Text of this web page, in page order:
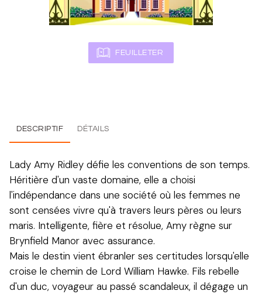
FEUILLETER
DESCRIPTIF DÉTAILS
Lady Amy Ridley défie les conventions de son temps.
Héritière d'un vaste domaine, elle a choisi
l'indépendance dans une société où les femmes ne
sont censées vivre qu'à travers leurs pères ou leurs
maris. Intelligente, fière et résolue, Amy règne sur
Brynfield Manor avec assurance.
Mais le destin vient ébranler ses certitudes lorsqu'elle
croise le chemin de Lord William Hawke. Fils rebelle
d'un duc, voyageur au passé scandaleux, il dégage un